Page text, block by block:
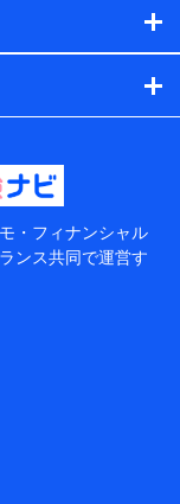
る情報。例と
所、生年月
、保険加入の目
支払方法、車
の構造や築年数
情報などが含ま
を取得する方法
ループ
ンシャルグルー
ユーザー登録受
シャルグルー
するため、また
・フィナンシャル
ンス共同で運営す